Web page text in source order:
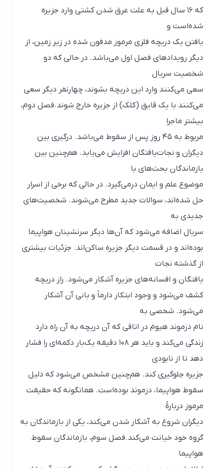
که ۱۶ سال قبل به علت غرق شدن کشتی وارد جزیره
شده‌است و
یافتن یک دریچه فلزی مرموز مدفون شده در زیر زمین، از
دیگر رویدادهای فصل اول می‌باشد. در حالی که دو
شخصیت سریال
سعی می‌کنند وارد این دریچه بشوند، چهارنفر دیگر سعی
می‌کنند با یک قایق (کلک) از جزیره خارج شوند.فصل دوم،
بیشتر ماجرا
مربوط به ۴۵ روز پس از سقوط می‌باشد. درگیری بین
دیگران و نجات‌یافتگان افزایش می‌یابد. هم‌چنین بین
بازماندگان بحث‌های با
موضوع علم و ایمان درمی‌گیرد. در حالی که برخی از اسرار
حل شده‌اند، سوالات جدید مطرح می‌شوند. شخصیت‌های
جدیدی به
سریال اضافه می‌شود که آن‌ها دیگر سرنشینان هواپیما
بوده‌اند و در قسمت دیگر جزیره ساکن‌اند. جزئیات بیشتری
از گذشته نجات
یافتگان و افسانه‌های جزیره آشکار می‌شود. راز دریچه
کشف می‌شود و وجود ابتکار دارماً و بانی آن آشکار
می‌شود. شخصی به
نام دزموند هیوم در اتاقی که آن دریچه به آن راه دارد
زندگی می‌کند و باید هر ۱۰۸ دقیقه یک‌بار دکمه‌ای را فشار
دهد تا از نابودی
جزیره جلوگیری کند. هم‌چنین مشخص می‌شود که دلیل
سقوط هواپیما، دزموند بوده‌است. همانگونه که حقیقت
مرموز دربارهٔ
دیگران شروع به آشکار شدن می‌کند، یکی از بازماندگان به
گروه خود خیانت می‌کند.فصل سوم، بازماندگان سقوط
هواپیما